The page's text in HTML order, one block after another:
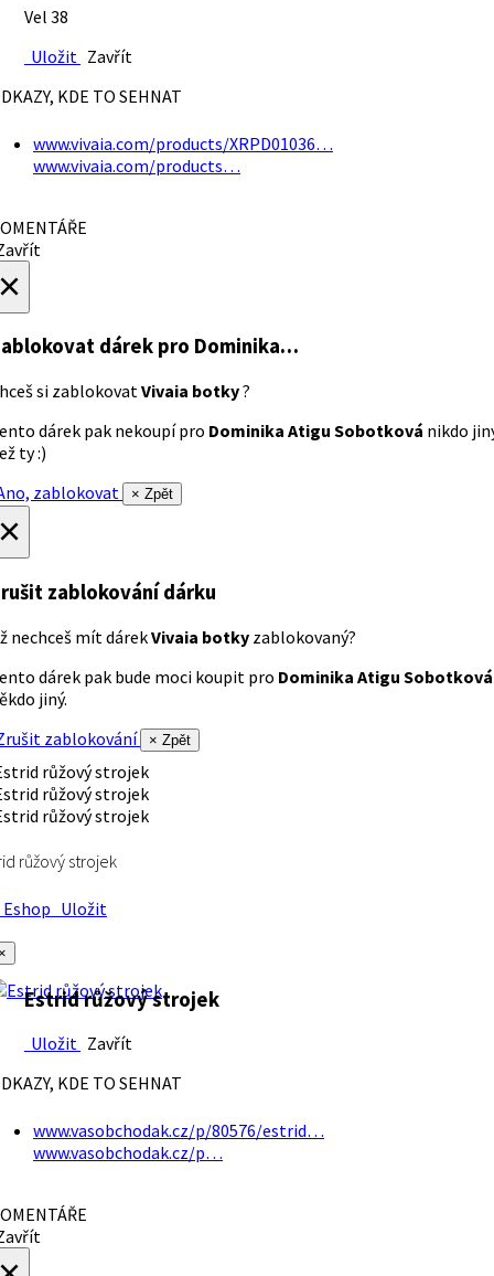
Vel 38
Uložit Zavřít
KDE TO SEHNAT
www.vivaia.com/products/XRPD01036…
www.vivaia.com/products…
dárek pro Dominika…
si zablokovatVivaia botky?
dárek pak nekoupí pro Dominika Atigu Sobotková nikdo
ty :)
zablokovat
× Zpět
zablokování dárku
nechceš mít dárekVivaia botky zablokovaný?
dárek pak bude moci koupit pro Dominika Atigu Sobotková
jiný.
zablokování
× Zpět
růžový strojek
Uložit
Estrid růžový strojek
Uložit Zavřít
KDE TO SEHNAT
www.vasobchodak.cz/p/80576/estrid…
www.vasobchodak.cz/p…